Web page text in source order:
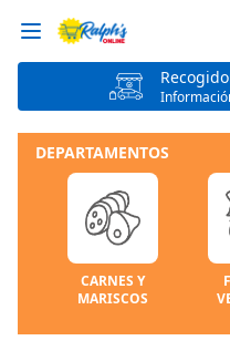
DEPARTAMENTOS
CARNES Y
MARISCOS